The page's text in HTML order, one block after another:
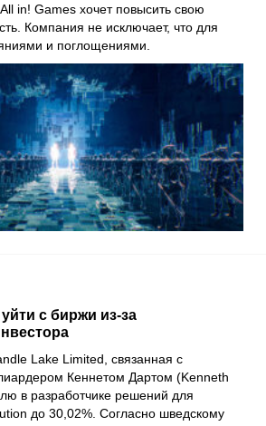
in! Games хочет повысить свою
Компания не исключает, что для
и поглощениями.
с биржи из-за
Lake Limited, связанная с
Кеннетом Дартом (Kenneth
в разработчике решений для
до 30,02%. Согласно шведскому